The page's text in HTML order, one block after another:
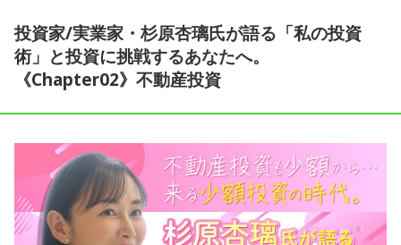
初めての方へ よくある質問
お問い合わせ
利用規約等
会員規約
プライバシーポリシー
投資家/実業家・杉原杏璃氏が語る「私の投資
術」と投資に挑戦するあなたへ。
《Chapter02》不動産投資